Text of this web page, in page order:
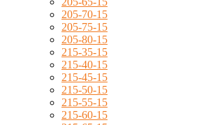
205-70-15
205-75-15
205-80-15
215-35-15
215-40-15
215-45-15
215-50-15
215-55-15
215-60-15